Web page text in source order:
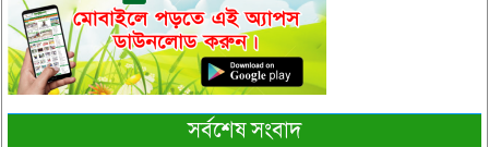
সর্বশেষ সংবাদ